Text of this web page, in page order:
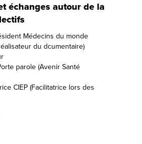
échanges autour de la
Médecins du monde
du dcumentaire)
parole (Avenir Santé
CIEP (Facilitatrice lors des